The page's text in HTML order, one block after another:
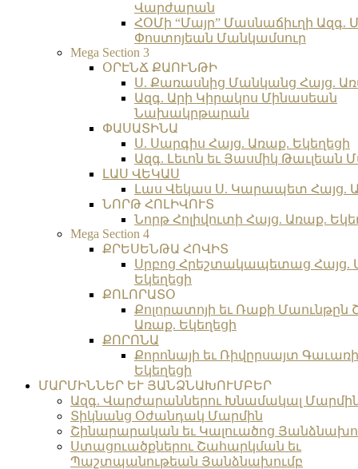
Վարժարան
ՀՕՄի “Մայր” Մասնաճիւղի Ազգ.
Փոստոյեան Մանկամսուր
Mega Section 3
ՕՐԷՆՃ ՔԱՈՒՆԹԻ
Ս. Քառասնից Մանկանց Հայց.
Ազգ. Արի Կիրակոս Մինասեան
Նախակրթարան
ՓԱՍԱՏԻՆԱ
Ս. Սարգիս Հայց. Առաք. Եկեղեցի
Ազգ. Լեւոն եւ Յասմիկ Թաւլեան
ԼԱՍ ՎԵԿԱՍ
Լաս Վեկաս Ս. Կարապետ Հայց.
ՆՈՐԹ ՀՈԼԻՎՈՒՏ
Նորթ Հոլիվուտի Հայց. Առաք.
Mega Section 4
ՔՐԵՍԵՆԹԱ ՀՈՎԻՏ
Սրբոց Հրեշտակապետաց Հայց.
Եկեղեցի
ՔՈԼՈՐԱՏՕ
Քոլորատոյի եւ Ռաքի Մաունթըն
Առաք. Եկեղեցի
ՔՈՐՈՆԱ
Քորոնայի եւ Ռիվըրսայտ
Եկեղեցի
ՄԱՐՄԻՆՆԵՐ ԵՒ ՅԱՆՁՆԱԽՈՒՄԲԵՐ
Ազգ. Վարժարաններու Խնամակալ
Տիկնանց Օժանդակ Մարմին
Շինարարական եւ Կալուածոց
Ստացուածքներու Շահարկման եւ
Պաշտպանութեան Յանձնախումբ